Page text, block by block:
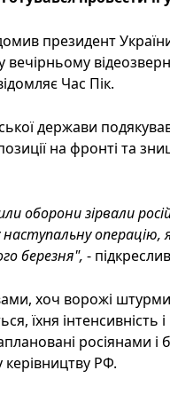
президент
вечірньому
Час Пік.
держави
на фронті та
оборони зірвали
операцію,
березня", -
хоч ворожі штурми
їхня інтенсивність
росіянами і
РФ.